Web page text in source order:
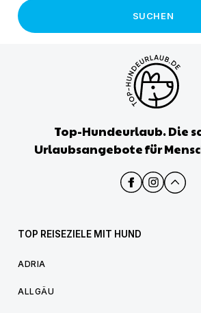
SUCHEN
Top-Hundeurlaub. Die
Urlaubsangebote für
TOP REISEZIELE MIT HUND
ADRIA
ALLGÄU